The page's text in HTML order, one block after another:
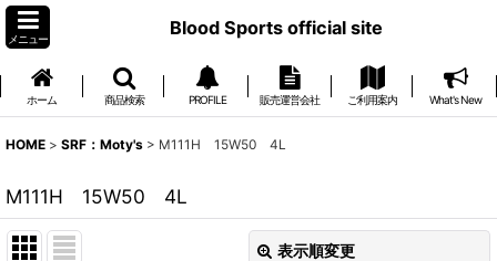
メニュー
Blood Sports official site
ホーム 商品検索 PROFILE 販売運営会社 ご利用案内 What's New
HOME > SRF：Moty's > M111H 15W50 4L
M111H 15W50 4L
表示順変更